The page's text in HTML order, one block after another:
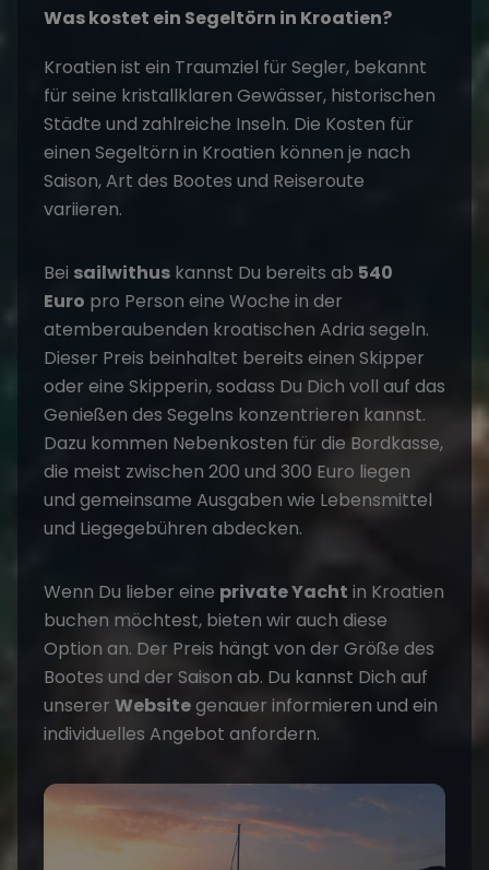
Was kostet ein Segeltörn in Kroatien?
Kroatien ist ein Traumziel für Segler, bekannt
für seine kristallklaren Gewässer, historischen
Städte und zahlreiche Inseln. Die Kosten für
einen Segeltörn in Kroatien können je nach
Saison, Art des Bootes und Reiseroute
variieren.
Bei sailwithus kannst Du bereits ab 540
Euro pro Person eine Woche in der
atemberaubenden kroatischen Adria segeln.
Dieser Preis beinhaltet bereits einen Skipper
oder eine Skipperin, sodass Du Dich voll auf das
Genießen des Segelns konzentrieren kannst.
Dazu kommen Nebenkosten für die Bordkasse,
die meist zwischen 200 und 300 Euro liegen
und gemeinsame Ausgaben wie Lebensmittel
und Liegegebühren abdecken.
Wenn Du lieber eine private Yacht in Kroatien
buchen möchtest, bieten wir auch diese
Option an. Der Preis hängt von der Größe des
Bootes und der Saison ab. Du kannst Dich auf
unserer Websitegenauer informieren und ein
individuelles Angebot anfordern.